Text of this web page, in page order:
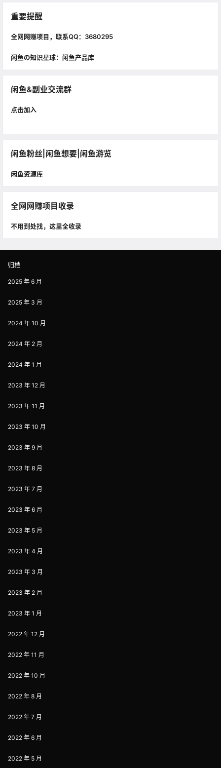
重要提醒
全网网赚项目，联系QQ：3680295
闲鱼の知识星球：闲鱼产品库
闲鱼&副业交流群
点击加入
闲鱼粉丝|闲鱼想要|闲鱼游览
闲鱼资源库
全网网赚项目收录
不用到处找，这里全收录
归档
2025 年 6 月
2025 年 3 月
2024 年 10 月
2024 年 2 月
2024 年 1 月
2023 年 12 月
2023 年 11 月
2023 年 10 月
2023 年 9 月
2023 年 8 月
2023 年 7 月
2023 年 6 月
2023 年 5 月
2023 年 4 月
2023 年 3 月
2023 年 2 月
2023 年 1 月
2022 年 12 月
2022 年 11 月
2022 年 10 月
2022 年 8 月
2022 年 7 月
2022 年 6 月
2022 年 5 月